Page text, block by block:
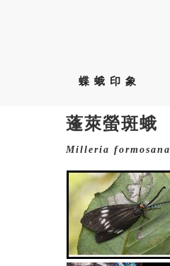
蝶蛾印象
蓬萊螢斑蛾
Milleria formosana